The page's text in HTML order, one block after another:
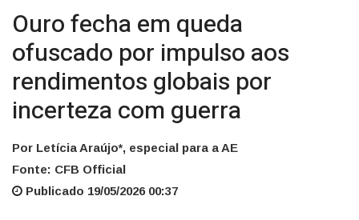
Ouro fecha em queda
ofuscado por impulso aos
rendimentos globais por
incerteza com guerra
Por Letícia Araújo*, especial para a AE
Fonte: CFB Official
Publicado 19/05/2026 00:37